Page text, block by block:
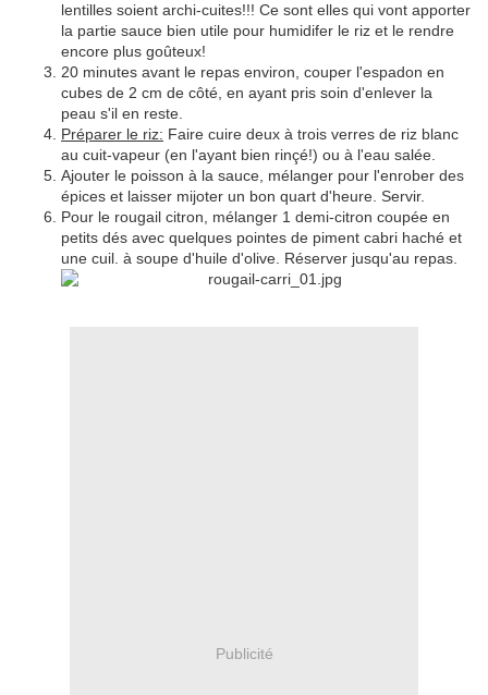
lentilles soient archi-cuites!!! Ce sont elles qui vont apporter
la partie sauce bien utile pour humidifer le riz et le rendre
encore plus goûteux!
20 minutes avant le repas environ, couper l'espadon en
cubes de 2 cm de côté, en ayant pris soin d'enlever la
peau s'il en reste.
Préparer le riz: Faire cuire deux à trois verres de riz blanc
au cuit-vapeur (en l'ayant bien rinçé!) ou à l'eau salée.
Ajouter le poisson à la sauce, mélanger pour l'enrober des
épices et laisser mijoter un bon quart d'heure. Servir.
Pour le rougail citron, mélanger 1 demi-citron coupée en
petits dés avec quelques pointes de piment cabri haché et
une cuil. à soupe d'huile d'olive. Réserver jusqu'au repas.
Publicité